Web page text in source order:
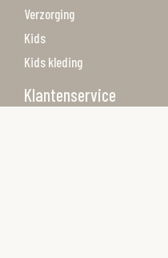
Verzorging
Kids
Kids kleding
Klantenservice
Over Ons